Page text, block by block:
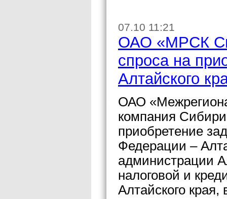
07.10 11:21
ОАО «МРСК
спроса на
Алтайского
ОАО
компания
приобретение
Федерации –
администрации
налоговой и
Алтайского